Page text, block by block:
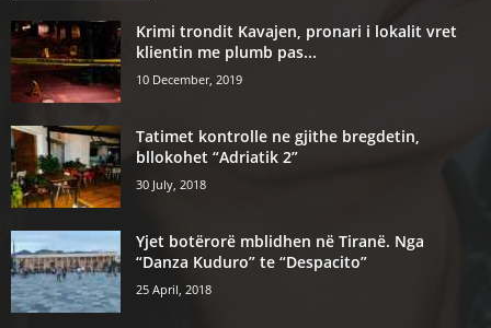
Krimi trondit Kavajen, pronari i lokalit vret
klientin me plumb pas...
10 December, 2019
Tatimet kontrolle ne gjithe bregdetin,
bllokohet “Adriatik 2”
30 July, 2018
Yjet botërorë mblidhen në Tiranë. Nga
“Danza Kuduro” te “Despacito”
25 April, 2018